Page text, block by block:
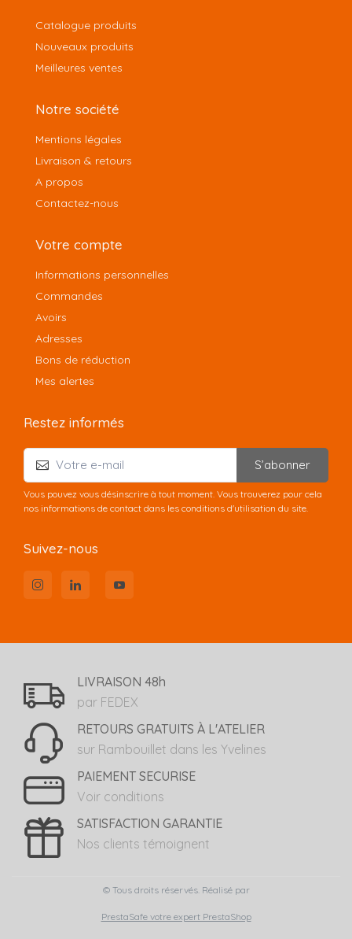
Catalogue produits
Nouveaux produits
Meilleures ventes
Notre société
Mentions légales
Livraison & retours
A propos
Contactez-nous
Votre compte
Informations personnelles
Commandes
Avoirs
Adresses
Bons de réduction
Mes alertes
Restez informés
S’abonner
Vous pouvez vous désinscrire à tout moment. Vous trouverez pour cela
nos informations de contact dans les conditions d'utilisation du site.
Suivez-nous
LIVRAISON 48h
par FEDEX
RETOURS GRATUITS À L'ATELIER
sur Rambouillet dans les Yvelines
PAIEMENT SECURISE
Voir conditions
SATISFACTION GARANTIE
Nos clients témoignent
© Tous droits réservés. Réalisé par
PrestaSafe votre expert PrestaShop